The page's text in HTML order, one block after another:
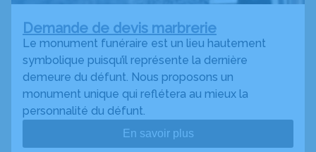
Demande de devis marbrerie
Le monument funéraire est un lieu hautement
symbolique puisqu’il représente la dernière
demeure du défunt. Nous proposons un
monument unique qui reflétera au mieux la
personnalité du défunt.
En savoir plus